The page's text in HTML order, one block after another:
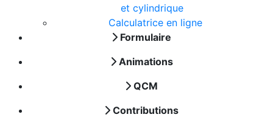
et cylindrique
Calculatrice en ligne
Formulaire
Animations
QCM
Contributions